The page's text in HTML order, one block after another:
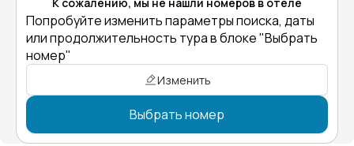
Попробуйте изменить параметры поиска, даты
или продолжительность тура в блоке "Выбрать
номер"
Изменить
Выбрать номер